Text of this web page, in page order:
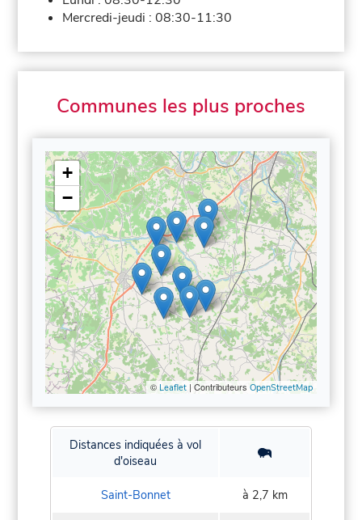
Mercredi-jeudi :08:30-11:30
Communes les plus proches
+
−
© Leaflet| Contributeurs OpenStreetMap
Distances indiquées à vol
d'oiseau
Saint-Bonnet à 2,7 km